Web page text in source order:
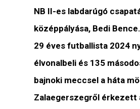
NB II-es labdarúgó
középpályása, Bedi
29 éves futballista 2024
élvonalbeli és 135
bajnoki meccsel a háta
Zalaegerszegről érkezett